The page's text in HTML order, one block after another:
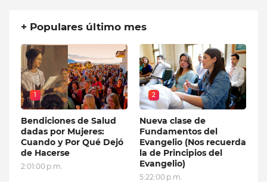
+ Populares último mes
1
Bendiciones de Salud
dadas por Mujeres:
Cuando y Por Qué Dejó
de Hacerse
2:01:00 p.m.
2
Nueva clase de
Fundamentos del
Evangelio (Nos recuerda
la de Principios del
Evangelio)
5:22:00 p.m.